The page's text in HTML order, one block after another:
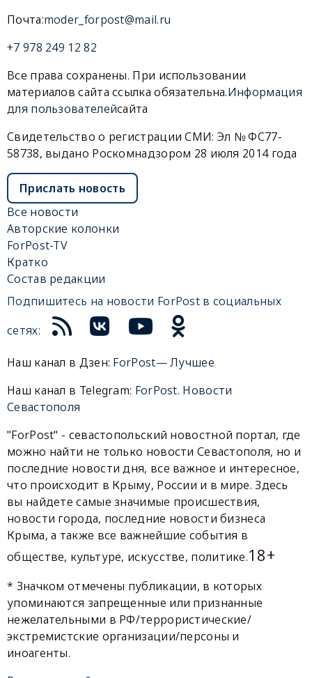
Почта:moder_forpost@mail.ru
+7 978 249 12 82
Все права сохранены. При использовании
материалов сайта ссылка обязательна.Информация
для пользователейсайта
Свидетельство о регистрации СМИ: Эл № ФС77-
58738, выдано Роскомнадзором 28 июля 2014 года
Прислать новость
Все новости
Авторские колонки
ForPost-TV
Кратко
Состав редакции
Подпишитесь на новости ForPost в социальных
сетях:
Наш канал в Дзен: ForPost— Лучшее
Наш канал в Telegram: ForPost. Новости
Севастополя
"ForPost" - севастопольский новостной портал, где
можно найти не только новости Севастополя, но и
последние новости дня, все важное и интересное,
что происходит в Крыму, России и в мире. Здесь
вы найдете самые значимые происшествия,
новости города, последние новости бизнеса
Крыма, а также все важнейшие события в
обществе, культуре, искусстве, политике.18+
* Значком отмечены публикации, в которых
упоминаются запрещенные или признанные
нежелательными в РФ/террористические/
экстремистские организации/персоны и
иноагенты.